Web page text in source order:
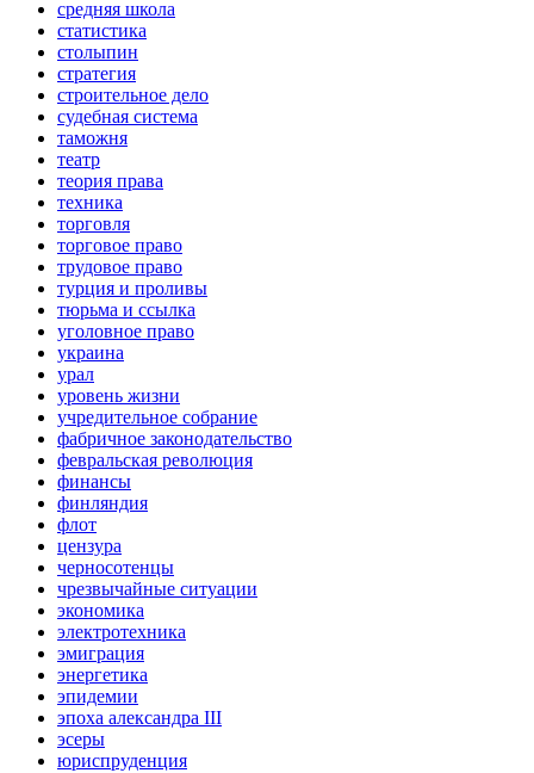
средняя школа
статистика
столыпин
стратегия
строительное дело
судебная система
таможня
театр
теория права
техника
торговля
торговое право
трудовое право
турция и проливы
тюрьма и ссылка
уголовное право
украина
урал
уровень жизни
учредительное собрание
фабричное законодательство
февральская революция
финансы
финляндия
флот
цензура
черносотенцы
чрезвычайные ситуации
экономика
электротехника
эмиграция
энергетика
эпидемии
эпоха александра III
эсеры
юриспруденция